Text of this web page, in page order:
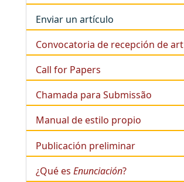
Enviar un artículo
Convocatoria de recepción de art
Call for Papers
Chamada para Submissão
Manual de estilo propio
Publicación preliminar
¿Qué es Enunciación?